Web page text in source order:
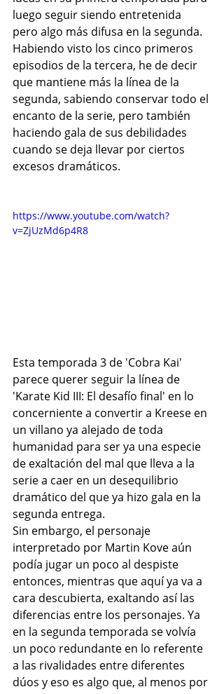
luego seguir siendo entretenida
pero algo más difusa en la segunda.
Habiendo visto los cinco primeros
episodios de la tercera, he de decir
que mantiene más la línea de la
segunda, sabiendo conservar todo el
encanto de la serie, pero también
haciendo gala de sus debilidades
cuando se deja llevar por ciertos
excesos dramáticos.
https://www.youtube.com/watch?
v=ZjUzMd6p4R8
Esta temporada 3 de 'Cobra Kai'
parece querer seguir la línea de
'Karate Kid III: El desafío final' en lo
concerniente a convertir a Kreese en
un villano ya alejado de toda
humanidad para ser ya una especie
de exaltación del mal que lleva a la
serie a caer en un desequilibrio
dramático del que ya hizo gala en la
segunda entrega.
Sin embargo, el personaje
interpretado por Martin Kove aún
podía jugar un poco al despiste
entonces, mientras que aquí ya va a
cara descubierta, exaltando así las
diferencias entre los personajes. Ya
en la segunda temporada se volvía
un poco redundante en lo referente
a las rivalidades entre diferentes
dúos y eso es algo que, al menos por